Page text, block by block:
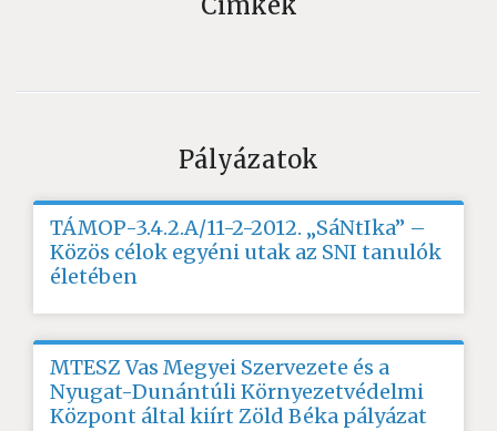
Pályázatok
TÁMOP-3.4.2.A/11-2-2012. „SáNtIka” –
Közös célok egyéni utak az SNI tanulók
életében
MTESZ Vas Megyei Szervezete és a
Nyugat-Dunántúli Környezetvédelmi
Központ által kiírt Zöld Béka pályázat